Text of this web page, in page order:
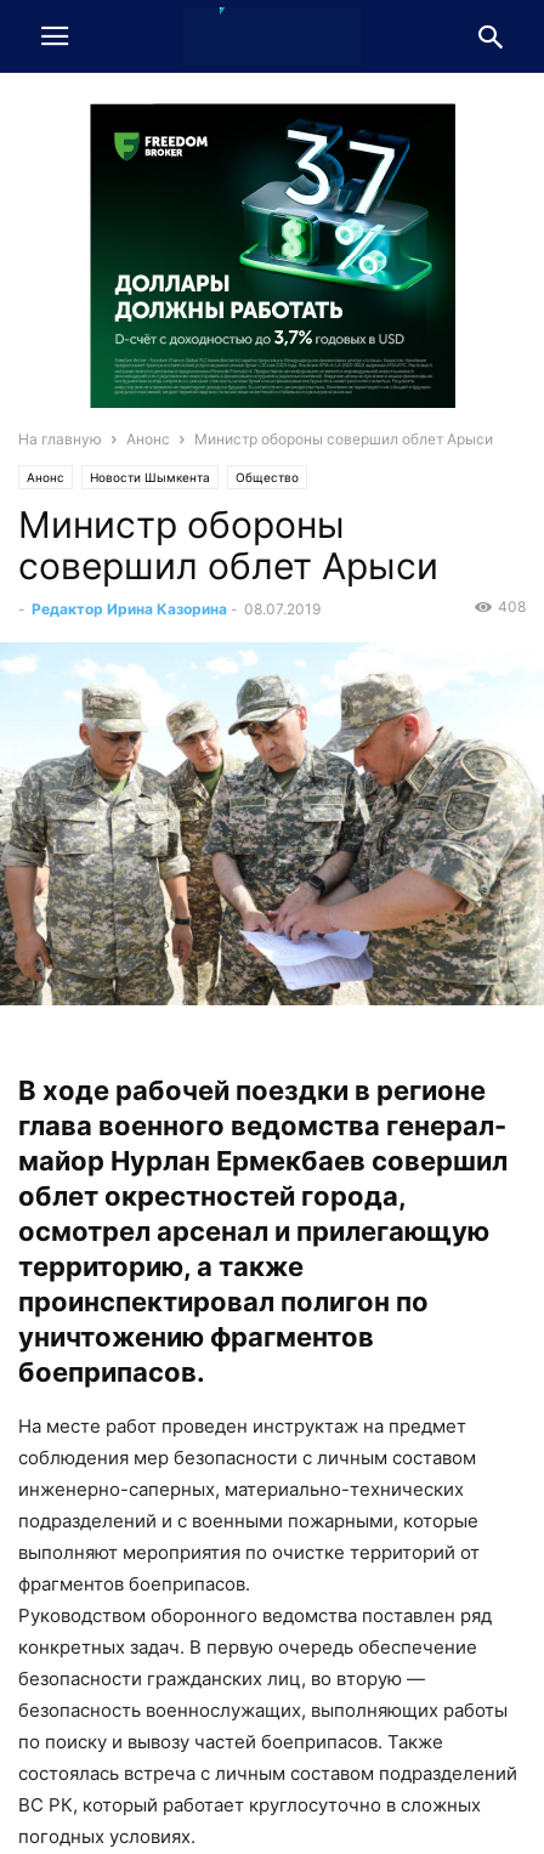
На главную Анонс Министр обороны совершил облет Арыси
Анонс Новости Шымкента Общество
Министр обороны
совершил облет Арыси
- Редактор Ирина Казорина - 08.07.2019 408
В ходе рабочей поездки в регионе
глава военного ведомства генерал-
майор Нурлан Ермекбаев совершил
облет окрестностей города,
осмотрел арсенал и прилегающую
территорию, а также
проинспектировал полигон по
уничтожению фрагментов
боеприпасов.
На месте работ проведен инструктаж на предмет
соблюдения мер безопасности с личным составом
инженерно-саперных, материально-технических
подразделений и с военными пожарными, которые
выполняют мероприятия по очистке территорий от
фрагментов боеприпасов.
Руководством оборонного ведомства поставлен ряд
конкретных задач. В первую очередь обеспечение
безопасности гражданских лиц, во вторую —
безопасность военнослужащих, выполняющих работы
по поиску и вывозу частей боеприпасов. Также
состоялась встреча с личным составом подразделений
ВС РК, который работает круглосуточно в сложных
погодных условиях.